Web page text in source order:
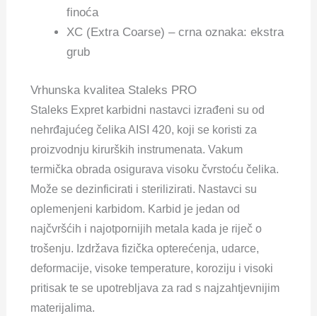
finoća
XC (Extra Coarse) – crna oznaka: ekstra
grub
Vrhunska kvalitea Staleks PRO
Staleks Expret karbidni nastavci izrađeni su od
nehrđajućeg čelika AISI 420, koji se koristi za
proizvodnju kirurških instrumenata. Vakum
termička obrada osigurava visoku čvrstoću čelika.
Može se dezinficirati i sterilizirati. Nastavci su
oplemenjeni karbidom. Karbid je jedan od
najčvršćih i najotpornijih metala kada je riječ o
trošenju. Izdržava fizička opterećenja, udarce,
deformacije, visoke temperature, koroziju i visoki
pritisak te se upotrebljava za rad s najzahtjevnijim
materijalima.